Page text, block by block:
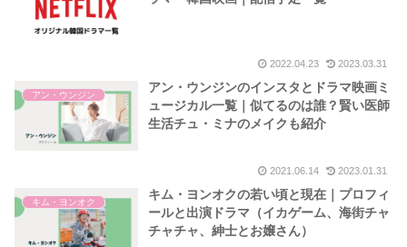
2022.04.23 2023.03.31
アン・ウンジン
アン・ウンジンのインスタとドラマ映画ミ
ュージカル一覧｜似てるのは誰？賢い医師
生活チュ・ミナのメイクも紹介
2021.06.14 2023.01.31
キム・ヨンオク
キム・ヨンオクの若い頃と現在｜プロフィ
ールと出演ドラマ（イカゲーム、海街チャ
チャチャ、紳士とお嬢さん）